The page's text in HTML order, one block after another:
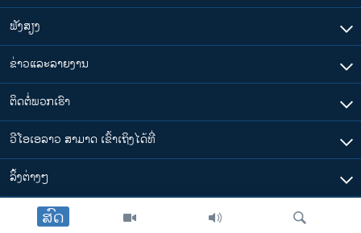
ສົດ
ຟັງສຽງ
ຂ່າວແລະລາຍງານ
ຕິດຕໍ່ພວກເຮົາ
ວີໂອເອລາວ ສາມາດ ເຂົ້າເຖິງໄດ້ທີ່
​ລິ້ງ​ຕ່າງໆ
ຕາມເວລາໃນລາວ